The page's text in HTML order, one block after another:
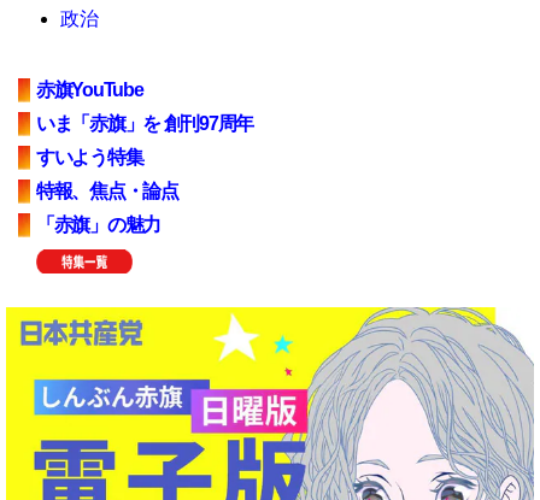
政治
赤旗YouTube
いま「赤旗」を 創刊97周年
すいよう特集
特報、焦点・論点
「赤旗」の魅力